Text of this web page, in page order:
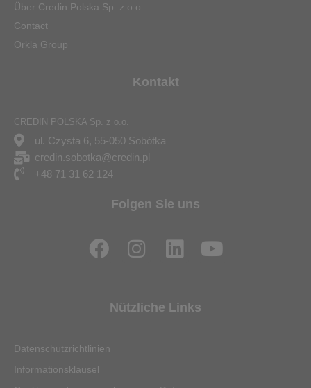
Über Credin Polska Sp. z o.o.
Contact
Orkla Group
Kontakt
CREDIN POLSKA Sp. z o.o.
ul. Czysta 6, 55-050 Sobótka
credin.sobotka@credin.pl
+48 71 31 62 124
Folgen Sie uns
F
a
o
o
I
n
t
L
i
k
Y
Nützliche Links
Datenschutzrichtlinien
Informationsklausel